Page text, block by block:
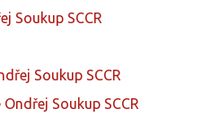
Soukup SCCR
Soukup SCCR
Soukup SCCR